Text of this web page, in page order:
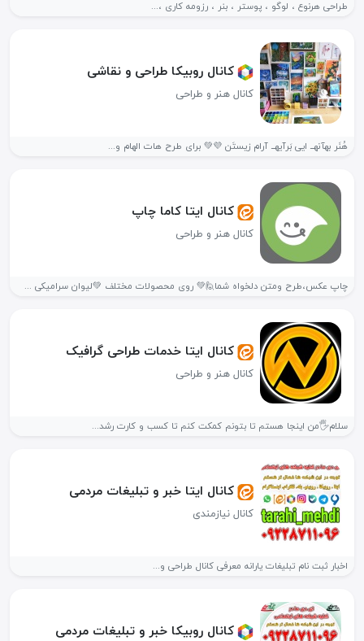
طراحی هرنوع ، لوگو ، پوستر ، بنر ، رزومه کاری ،...
کانال روبیکا طراحی و نقاشی
کانال هنر و طراحی
هُنَر بهآنه‍ــ ایی بَرآیه‍ــ آرام زیستَن 💜💚 برای طرح هات الهام و...
کانال ایتا کاما چاپ
کانال هنر و طراحی
چاپ عکس،طرح ومتن دلخواه شما🙋💚 روی محصولات مختلف 💚لیوان سرامیکی 💚 تیشرت...
کانال ایتا خدمات طراحی گرافیک
کانال هنر و طراحی
سلام🖐️من اینجا هستم تا بتونم کمکت کنم تا کسب و کارت رشد...
کانال ایتا خبر و تبلیغات مردمی
کانال نیازمندی
اخبار ثبت نام تبلیغات یارانه معرفی کانال طراحی و...
کانال روبیکا خبر و تبلیغات مردمی